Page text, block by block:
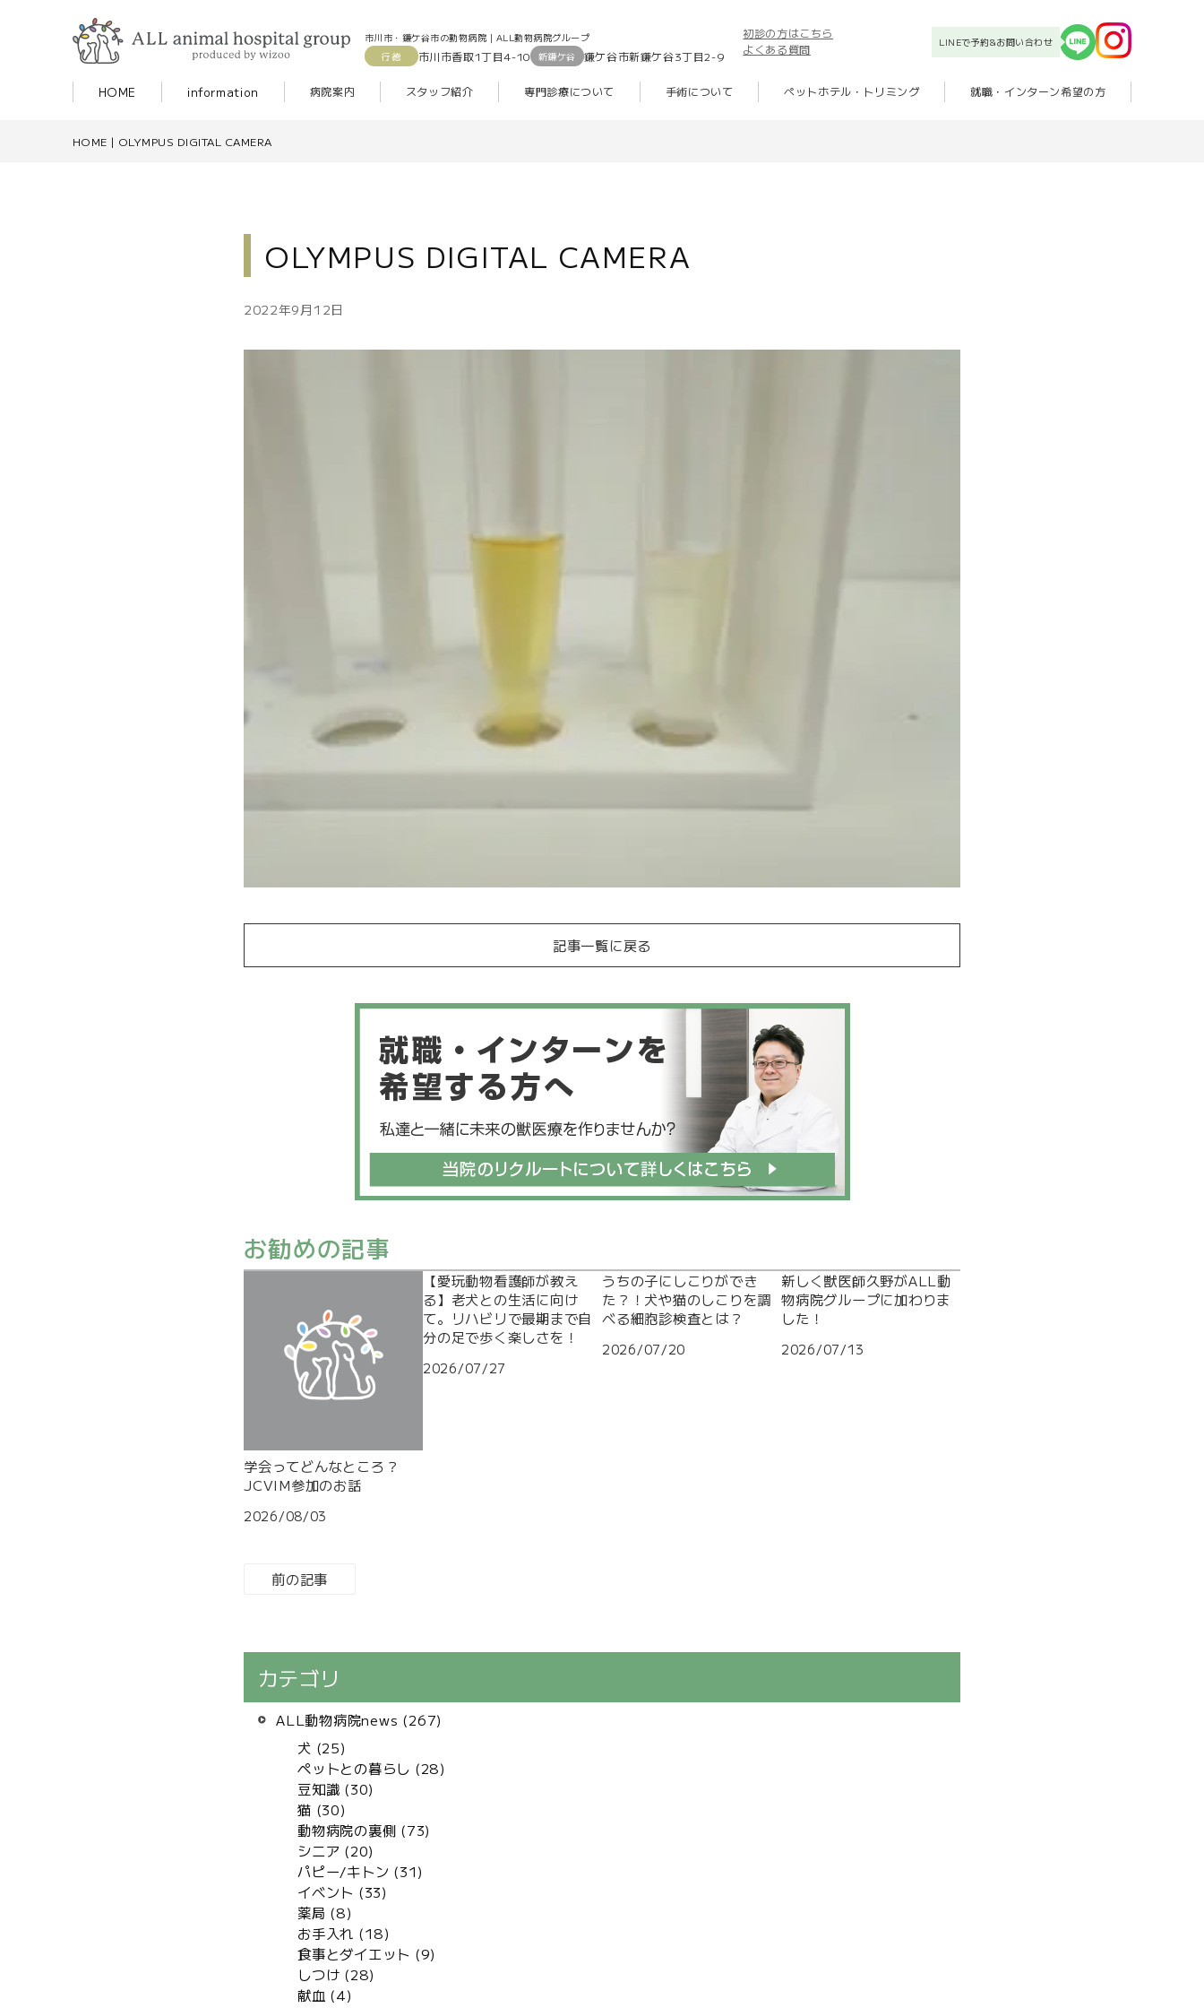
市川市・鎌ケ谷市の動物病院｜ALL動物病院グループ
行徳
市川市香取1丁目4-10 新鎌ケ谷 鎌ケ谷市新鎌ケ谷3丁目2-9
初診の方はこちら
よくある質問
LINEで予約&お問い合わせ
HOME information 病院案内 スタッフ紹介 専門診療について 手術について ペットホテル・トリミング 就職・インターン希望の方
HOME | OLYMPUS DIGITAL CAMERA
OLYMPUS DIGITAL CAMERA
2022年9月12日
記事一覧に戻る
お勧めの記事
学会ってどんなところ？
JCVIM参加のお話
2026/08/03
【愛玩動物看護師が教え
る】老犬との生活に向け
て。リハビリで最期まで自
分の足で歩く楽しさを！
2026/07/27
うちの子にしこりができ
た？！犬や猫のしこりを調
べる細胞診検査とは？
2026/07/20
新しく獣医師久野がALL動
物病院グループに加わりま
した！
2026/07/13
前の記事
カテゴリ
ALL動物病院news (267)
犬 (25)
ペットとの暮らし (28)
豆知識 (30)
猫 (30)
動物病院の裏側 (73)
シニア (20)
パピー/キトン (31)
イベント (33)
薬局 (8)
お手入れ (18)
食事とダイエット (9)
しつけ (28)
献血 (4)